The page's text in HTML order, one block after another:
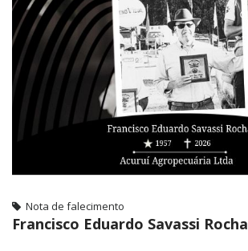
Nota de falecimento
Francisco Eduardo Savassi Rocha